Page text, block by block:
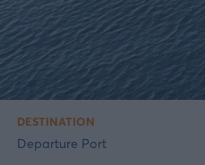
DESTINATION
Departure Port